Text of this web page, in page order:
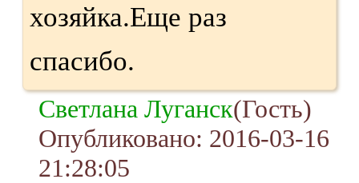
хозяйка.Еще раз
спасибо.
Светлана Луганск(Гость)
Опубликовано: 2016-03-16
21:28:05